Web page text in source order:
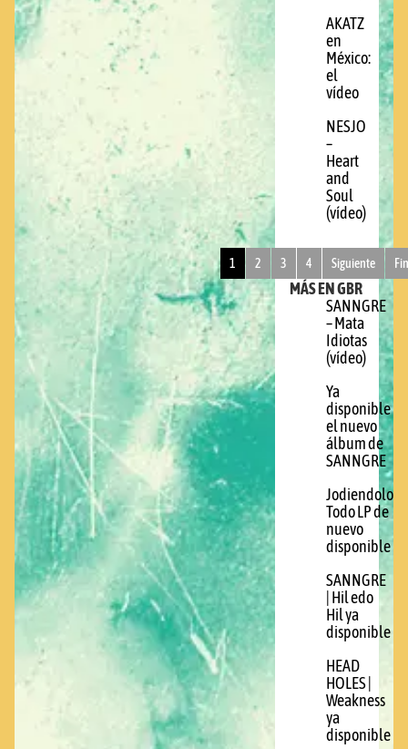
AKATZ
en
México:
el
vídeo
NESJO
–
Heart
and
Soul
(vídeo)
1 2 3 4 Siguiente
MÁS EN GBR
SANNGRE
– Mata
Idiotas
(vídeo)
Ya
disponible
el nuevo
álbum de
SANNGRE
Jodiendolo
Todo LP de
nuevo
disponible
SANNGRE
| Hil edo
Hil ya
disponible
HEAD
HOLES |
Weakness
ya
disponible